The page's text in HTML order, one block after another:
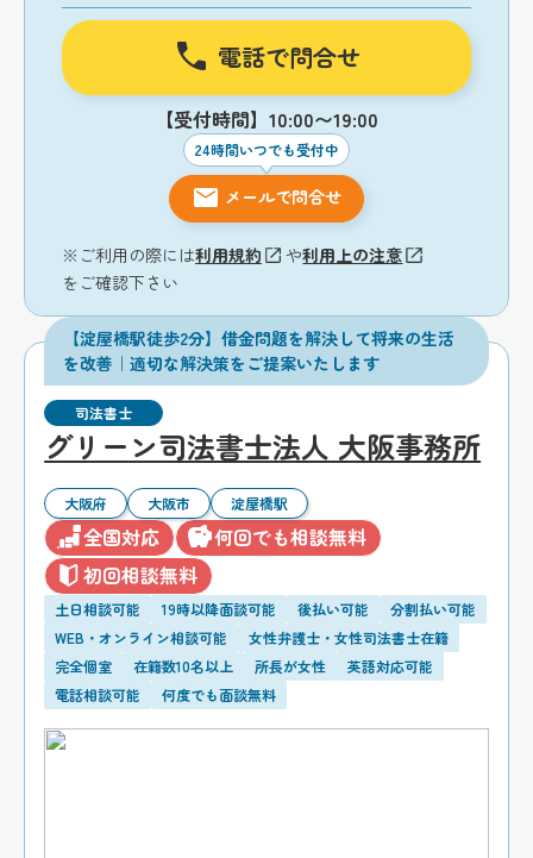
電話で問合せ
【受付時間】10:00〜19:00
24時間いつでも受付中
メールで問合せ
※ご利用の際には利用規約 や利用上の注意
をご確認下さい
【淀屋橋駅徒歩2分】借金問題を解決して将来の生活
を改善｜適切な解決策をご提案いたします
司法書士
グリーン司法書士法人 大阪事務所
大阪府 大阪市 淀屋橋駅
全国対応
何回でも相談無料
初回相談無料
土日相談可能 19時以降面談可能 後払い可能
分割払い可能
WEB・オンライン相談可能
女性弁護士・女性司法書士在籍
完全個室
在籍数10名以上 所長が女性
英語対応可能
電話相談可能
何度でも面談無料